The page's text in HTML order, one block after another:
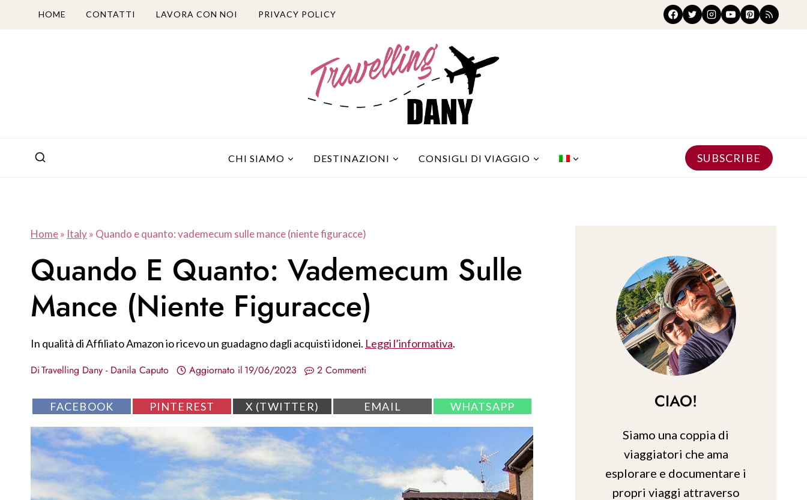
HOME CONTATTI LAVORA CON NOI PRIVACY POLICY
CHI SIAMO DESTINAZIONI CONSIGLI DI VIAGGIO SUBSCRIBE
Home» Italy» Quando e quanto: vademecum sulle mance (niente figuracce)
Quando E Quanto: Vademecum Sulle
Mance (niente Figuracce)
In qualità di Affiliato Amazon io ricevo un guadagno dagli acquisti idonei. Leggi l’informativa.
DiTravelling Dany - Danila Caputo Aggiornato il 19/06/2023 2 Commenti
S
H
A
R
E
O
N
FACEBOOK
S
H
A
R
E
O
PINTEREST
S
H
A
R
E
O
N
X (TWITTER)
S
H
A
O
N
EMAIL
S
H
A
O
N
WHATSAPP CIAO!
Siamo una coppia di
viaggiatori che ama
esplorare e documentare i
propri viaggi attraverso